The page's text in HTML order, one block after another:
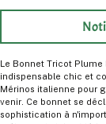
Le Bonnet Tricot Plume
indispensable chic et
Mérinos italienne pour
venir. Ce bonnet se
sophistication à